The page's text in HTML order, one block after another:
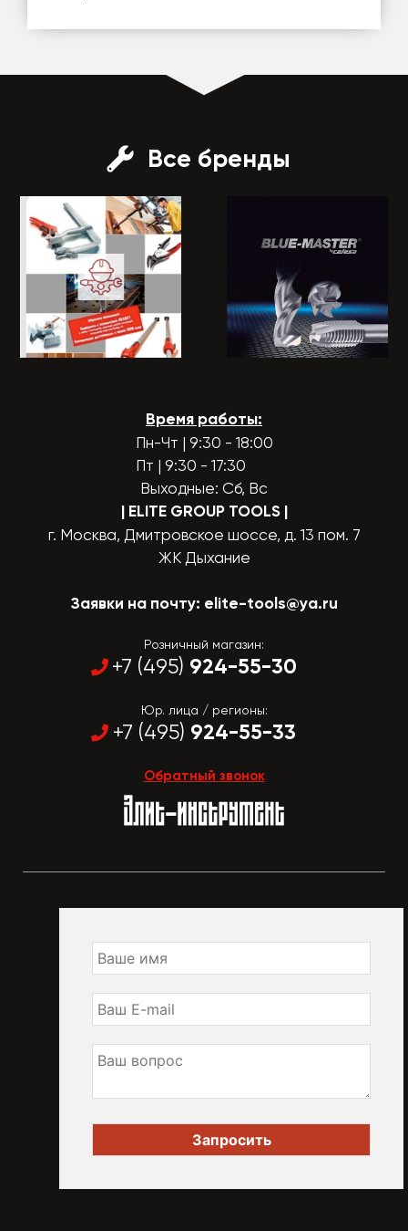
Все бренды
Время работы:
Пн-Чт | 9:30 - 18:00
Пт | 9:30 - 17:30
Выходные: Сб, Вс
| ELITE GROUP TOOLS |
г. Москва, Дмитровское шоссе, д. 13 пом. 7
ЖК Дыхание
Заявки на почту: elite-tools@ya.ru
Розничный магазин:
+7 (495) 924-55-30
Юр. лица / регионы:
+7 (495) 924-55-33
Обратный звонок